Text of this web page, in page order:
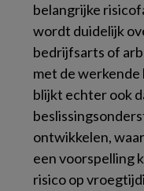
belangrijke
wordt duidelijk
bedrijfsarts of
met de werkende
blijkt echter ook
ontwikkelen,
een voorspelling
risico op